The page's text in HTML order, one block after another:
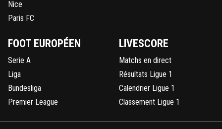
Nice
Paris FC
FOOT EUROPÉEN
Serie A
Liga
Bundesliga
Premier League
LIVESCORE
Matchs en direct
Résultats Ligue 1
Calendrier Ligue 1
Classement Ligue 1